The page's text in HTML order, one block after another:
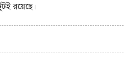
রয়েছে।